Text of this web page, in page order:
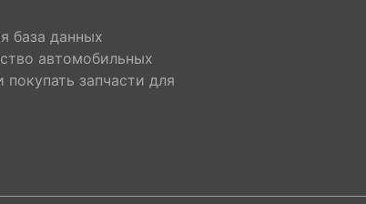
база данных
автомобильных
покупать запчасти для